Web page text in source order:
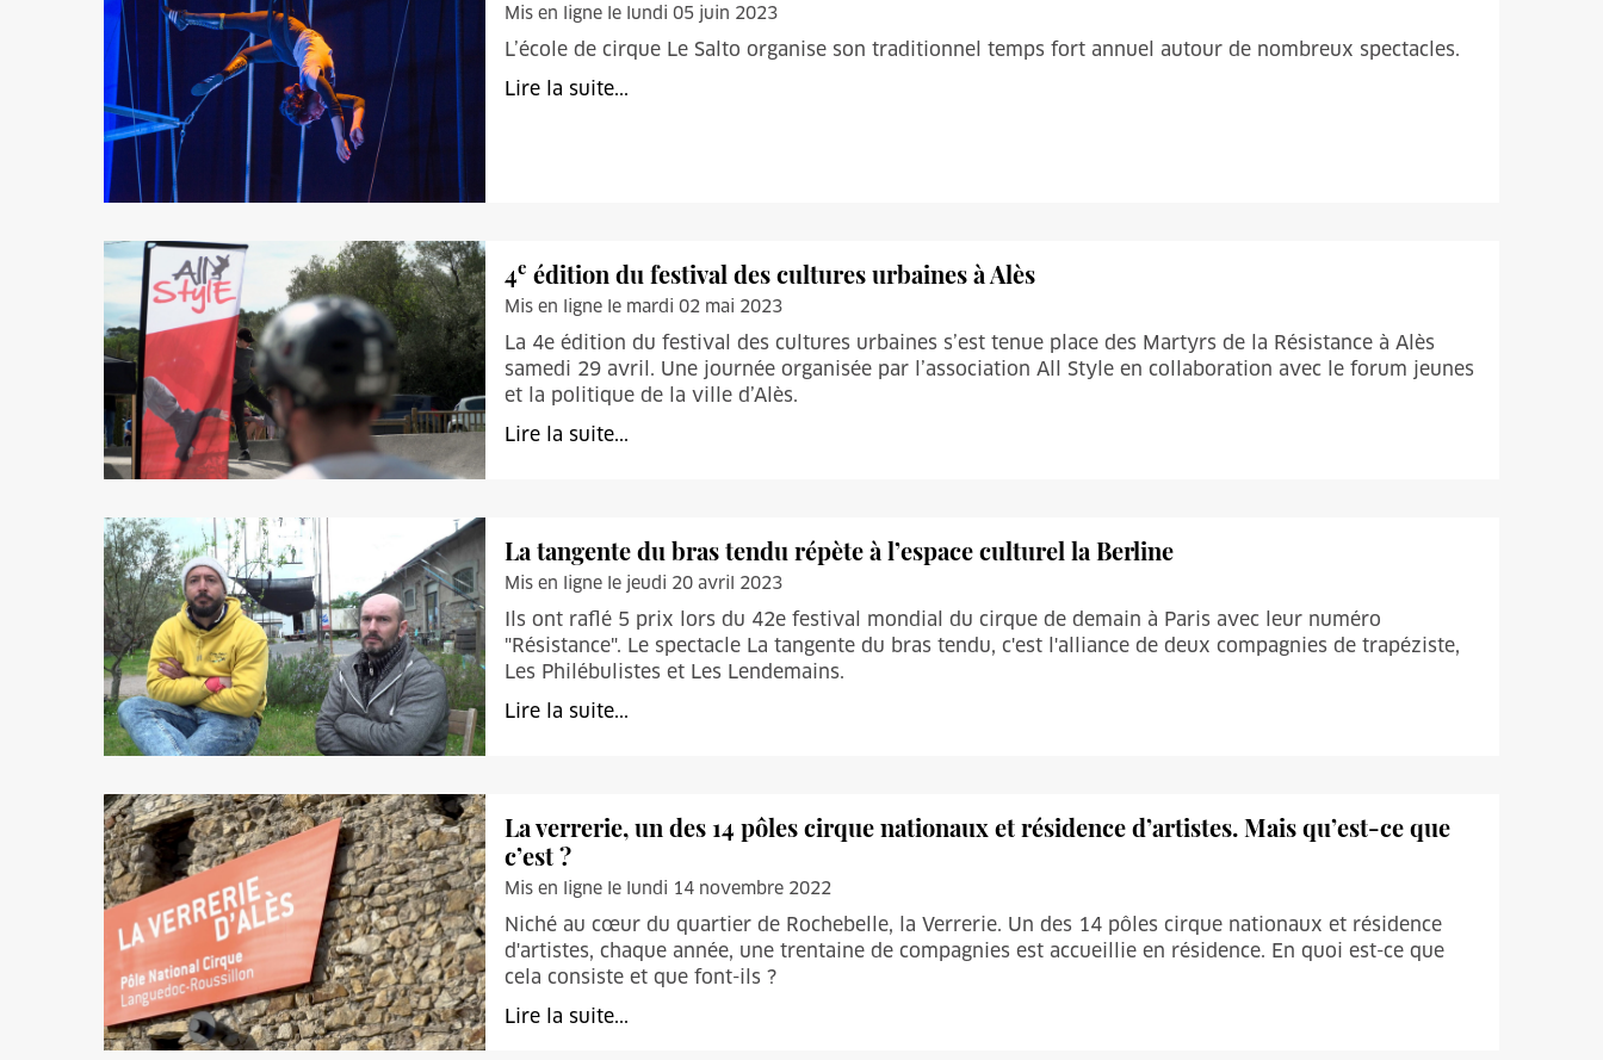
Mis en ligne le lundi 05 juin 2023
L’école de cirque Le Salto organise son traditionnel temps fort annuel autour de nombreux spectacles.
Lire la suite...
4e édition du festival des cultures urbaines à Alès
Mis en ligne le mardi 02 mai 2023
La 4e édition du festival des cultures urbaines s’est tenue place des Martyrs de la Résistance à Alès
samedi 29 avril. Une journée organisée par l’association All Style en collaboration avec le forum jeunes
et la politique de la ville d’Alès.
Lire la suite...
La tangente du bras tendu répète à l’espace culturel la Berline
Mis en ligne le jeudi 20 avril 2023
Ils ont raflé 5 prix lors du 42e festival mondial du cirque de demain à Paris avec leur numéro
"Résistance". Le spectacle La tangente du bras tendu, c'est l'alliance de deux compagnies de trapéziste,
Les Philébulistes et Les Lendemains.
Lire la suite...
La verrerie, un des 14 pôles cirque nationaux et résidence d’artistes. Mais qu’est-ce que
c’est ?
Mis en ligne le lundi 14 novembre 2022
Niché au cœur du quartier de Rochebelle, la Verrerie. Un des 14 pôles cirque nationaux et résidence
d'artistes, chaque année, une trentaine de compagnies est accueillie en résidence. En quoi est-ce que
cela consiste et que font-ils ?
Lire la suite...